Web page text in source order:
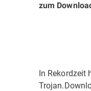
zum
In Rekordzeit